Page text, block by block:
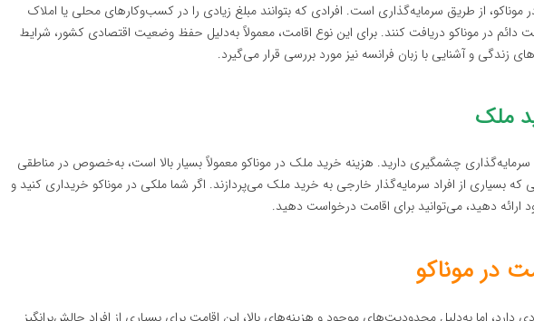
موناکو، از طریق سرمایه‌گذاری است. افرادی که بتوانند مبلغ زیادی را در کسب‌وکارهای محلی یا املاک
دائم در موناکو دریافت کنند. برای این نوع اقامت، معمولاً به‌دلیل حفظ وضعیت اقتصادی کشور، شرايط
زندگی و آشنایی با زبان فرانسه نیز مورد بررسی قرار می‌گیرد.
ملک
سرمایه‌گذاری چشمگیری دارید. هزینه خرید ملک در موناکو معمولاً بسیار بالا است، به‌خصوص در مناطقی
بسیاری از افراد سرمایه‌گذار خارجی به خرید ملک می‌پردازند. اگر شما ملکی در موناکو خریداری کنید و
ارائه دهید، می‌توانید برای اقامت درخواست دهید.
در موناکو